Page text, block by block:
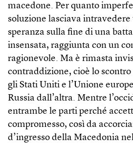
macedone. Per quanto
soluzione lasciava
speranza sulla fine di una
insensata, raggiunta con un
ragionevole. Ma è rimasta
contraddizione, cioè lo
gli Stati Uniti e l’Unione
Russia dall’altra. Mentre
entrambe le parti perché
compromesso, così da
d’ingresso della Macedonia